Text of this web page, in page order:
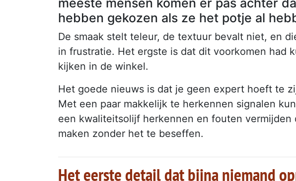
hebben gekozen als ze het potje al
De smaak stelt teleur, de textuur bevalt niet, en
in frustratie. Het ergste is dat dit voorkomen had
kijken in de winkel.
Het goede nieuws is dat je geen expert hoeft te
Met een paar makkelijk te herkennen signalen
een kwaliteitsolijf herkennen en fouten vermijden
maken zonder het te beseffen.
Het eerste detail dat bijna niemand